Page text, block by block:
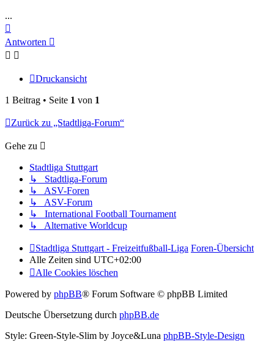
...
oben
Antworten
Druckansicht
1 Beitrag • Seite 1 von 1
Zurück zu „Stadtliga-Forum“
Gehe zu
Stadtliga Stuttgart
↳ Stadtliga-Forum
↳ ASV-Foren
↳ ASV-Forum
↳ International Football Tournament
↳ Alternative Worldcup
Stadtliga Stuttgart - Freizeitfußball-Liga Foren-Übersicht
Alle Zeiten sind UTC+02:00
Alle Cookies löschen
Powered by phpBB® Forum Software © phpBB Limited
Deutsche Übersetzung durch phpBB.de
Style: Green-Style-Slim by Joyce&Luna phpBB-Style-Design